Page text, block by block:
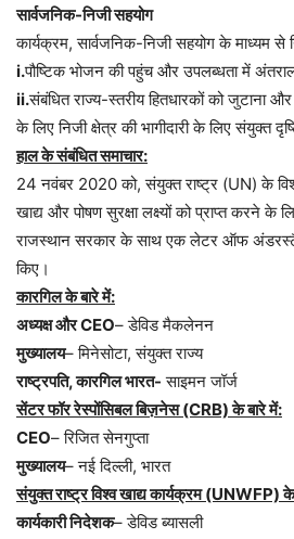
सार्वजनिक-निजी सहयोग
कार्यक्रम, सार्वजनिक-निजी सहयोग के माध्यम से
i.पौष्टिक भोजन की पहुंच और उपलब्धता में
ii.संबंधित राज्य-स्तरीय हितधारकों को जुटाना
के लिए निजी क्षेत्र की भागीदारी के लिए संयुक्त
हाल के संबंधित समाचार:
24 नवंबर 2020 को, संयुक्त राष्ट्र (UN) के
खाद्य और पोषण सुरक्षा लक्ष्यों को प्राप्त करने के
राजस्थान सरकार के साथ एक लेटर ऑफ
किए।
कारगिल के बारे में:
अध्यक्ष और CEO– डेविड मैकलेनन
मुख्यालय– मिनेसोटा, संयुक्त राज्य
राष्ट्रपति, कारगिल भारत- साइमन जॉर्ज
सेंटर फॉर रेस्पोंसिबल बिज़नेस (CRB) के बारे में:
CEO– रिजित सेनगुप्ता
मुख्यालय– नई दिल्ली, भारत
संयुक्त राष्ट्र विश्व खाद्य कार्यक्रम (UNWFP)
कार्यकारी निदेशक– डेविड ब्यासली